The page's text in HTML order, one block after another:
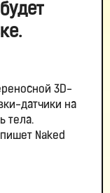
3D-
датчики на
тела.
Naked